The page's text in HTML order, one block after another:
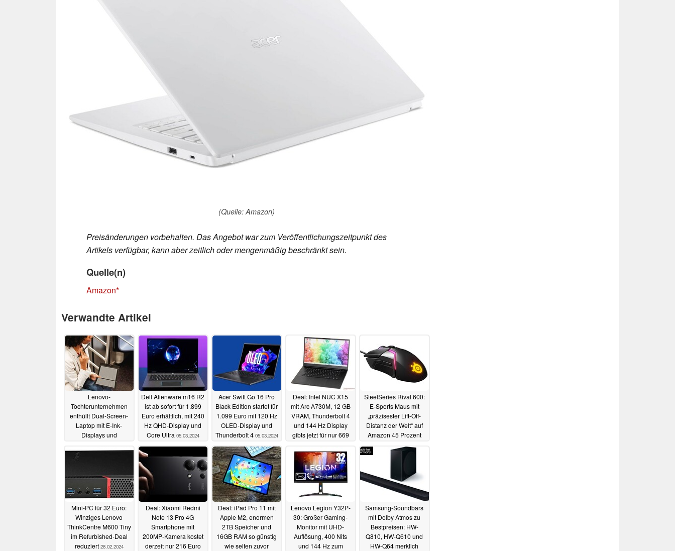
(Quelle: Amazon)
Preisänderungen vorbehalten. Das Angebot war zum Veröffentlichungszeitpunkt des
Artikels verfügbar, kann aber zeitlich oder mengenmäßig beschränkt sein.
Quelle(n)
Amazon
Verwandte Artikel
Lenovo-
Tochterunternehmen
enthüllt Dual-Screen-
Laptop mit E-Ink-
Displays und
Mikrofon
Dell Alienware m16 R2
ist ab sofort für 1.899
Euro erhältlich, mit 240
Hz QHD-Display und
Core Ultra 05.03.2024
Acer Swift Go 16 Pro
Black Edition startet für
1.099 Euro mit 120 Hz
OLED-Display und
Thunderbolt 4 05.03.2024
Deal: Intel NUC X15
mit Arc A730M, 12 GB
VRAM, Thunderbolt 4
und 144 Hz Display
gibts jetzt für nur 669
SteelSeries Rival 600:
E-Sports Maus mit
„präzisester Lift-Off-
Distanz der Welt“ auf
Amazon 45 Prozent
29.02.2024
Mini-PC für 32 Euro:
Winziges Lenovo
ThinkCentre M600 Tiny
im Refurbished-Deal
reduziert 28.02.2024
Deal: Xiaomi Redmi
Note 13 Pro 4G
Smartphone mit
200MP-Kamera kostet
derzeit nur 216 Euro
Deal: iPad Pro 11 mit
Apple M2, enormen
2TB Speicher und
16GB RAM so günstig
wie selten zuvor
Lenovo Legion Y32P-
30: Großer Gaming-
Monitor mit UHD-
Auflösung, 400 Nits
und 144 Hz zum
Samsung-Soundbars
mit Dolby Atmos zu
Bestpreisen: HW-
Q810, HW-Q610 und
HW-Q64 merklich